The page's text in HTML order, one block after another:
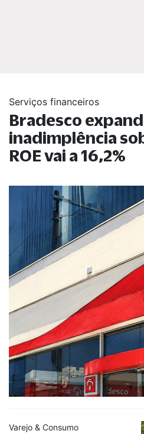
Serviços financeiros
Bradesco
inadimplência
ROE vai a 16,2%
Varejo & Consumo